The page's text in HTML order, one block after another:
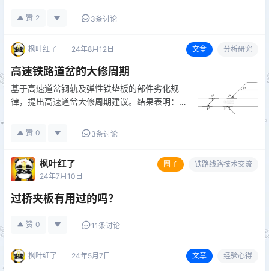
赞 2 3条讨论
枫叶红了 24年8月12日 文章 分析研究
高速铁路道岔的大修周期
基于高速道岔钢轨及弹性铁垫板的部件劣化规
律，提出高速道岔大修周期建议。结果表明：高
长，大修应以成组更换道岔钢轨及联结零件为
赞 0 3条讨论
枫叶红了 圈子
铁路线路技术交流
24年7月10日
过桥夹板有用过的吗？
赞 0 11条讨论
枫叶红了 24年5月7日 文章 经验心得